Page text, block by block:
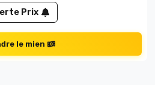
Prix
le mien